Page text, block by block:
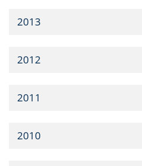
2013
2012
2011
2010